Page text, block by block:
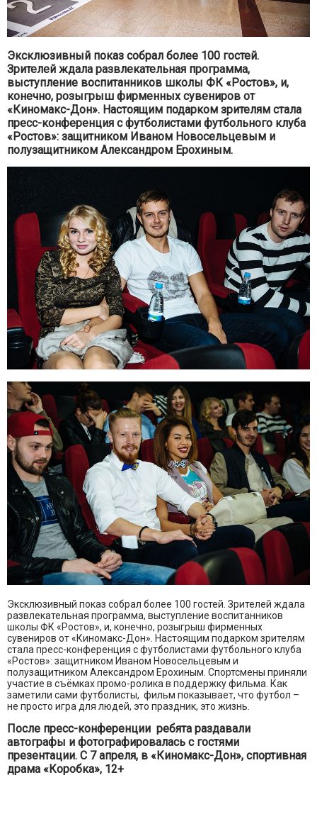
Эксклюзивный показ собрал более 100 гостей.
Зрителей ждала развлекательная программа,
выступление воспитанников школы ФК «Ростов», и,
конечно, розыгрыш фирменных сувениров от
«Киномакс-Дон». Настоящим подарком зрителям стала
пресс-конференция с футболистами футбольного клуба
«Ростов»: защитником Иваном Новосельцевым и
полузащитником Александром Ерохиным.
Эксклюзивный показ собрал более 100 гостей. Зрителей ждала
развлекательная программа, выступление воспитанников
школы ФК «Ростов», и, конечно, розыгрыш фирменных
сувениров от «Киномакс-Дон». Настоящим подарком зрителям
стала пресс-конференция с футболистами футбольного клуба
«Ростов»: защитником Иваном Новосельцевым и
полузащитником Александром Ерохиным. Спортсмены приняли
участие в съёмках промо-ролика в поддержку фильма. Как
заметили сами футболисты, фильм показывает, что футбол –
не просто игра для людей, это праздник, это жизнь.
После пресс-конференции ребята раздавали
автографы и фотографировалась с гостями
презентации. С 7 апреля, в «Киномакс-Дон», спортивная
драма «Коробка», 12+